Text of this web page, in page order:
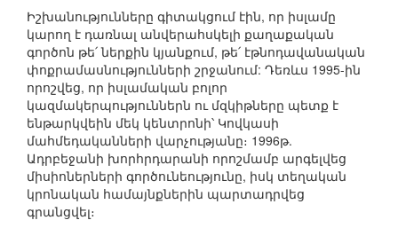
Իշխանությունները գիտակցում էին, որ իսլամը
կարող է դառնալ անվերահսկելի քաղաքական
գործոն թե՛ ներքին կյանքում, թե՛ էթնոդավանական
փոքրամասնությունների շրջանում: Դեռևս 1995-ին
որոշվեց, որ իսլամական բոլոր
կազմակերպություններն ու մզկիթները պետք է
ենթարկվեին մեկ կենտրոնի՝ Կովկասի
մահմեդականների վարչությանը։ 1996թ.
Ադրբեջանի խորհրդարանի որոշմամբ արգելվեց
միսիոներների գործունեությունը, իսկ տեղական
կրոնական համայնքներին պարտադրվեց
գրանցվել։